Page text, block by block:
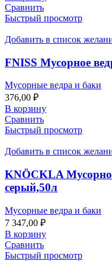
Сравнить
Быстрый просмотр
Добавить в список
FNISS Мусорное
Мусорные ведра и баки
376,00 ₽
В корзину
Сравнить
Быстрый просмотр
Добавить в список
KNÖCKLA
серый,50л
Мусорные ведра и баки
7 347,00 ₽
В корзину
Сравнить
Быстрый просмотр